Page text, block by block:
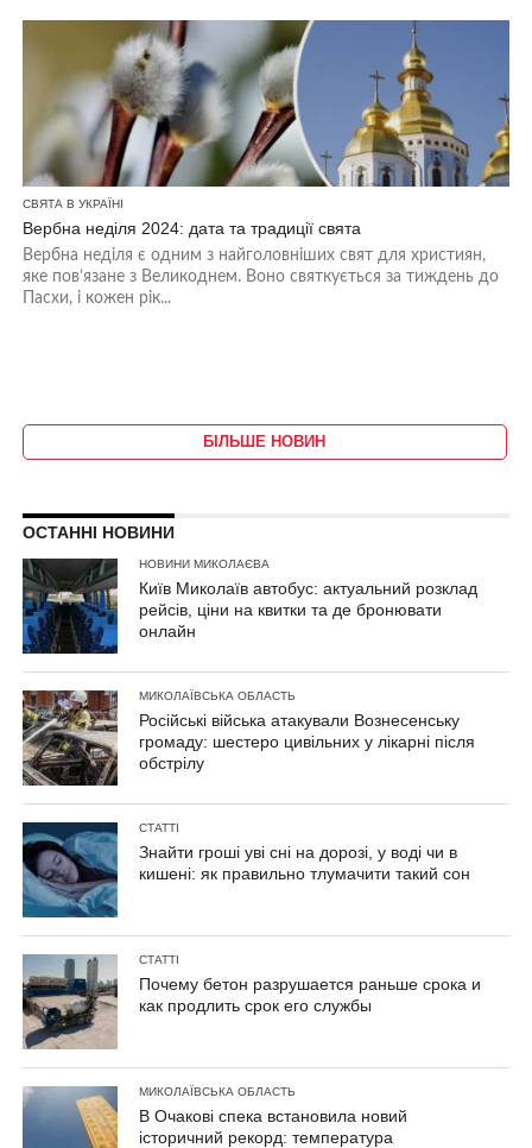
СВЯТА В УКРАЇНІ
Вербна неділя 2024: дата та традиції свята
Вербна неділя є одним з найголовніших свят для християн,
яке пов’язане з Великоднем. Воно святкується за тиждень до
Пасхи, і кожен рік...
БІЛЬШЕ НОВИН
ОСТАННІ НОВИНИ
НОВИНИ МИКОЛАЄВА
Київ Миколаїв автобус: актуальний розклад
рейсів, ціни на квитки та де бронювати
онлайн
МИКОЛАЇВСЬКА ОБЛАСТЬ
Російські війська атакували Вознесенську
громаду: шестеро цивільних у лікарні після
обстрілу
СТАТТІ
Знайти гроші уві сні на дорозі, у воді чи в
кишені: як правильно тлумачити такий сон
СТАТТІ
Почему бетон разрушается раньше срока и
как продлить срок его службы
МИКОЛАЇВСЬКА ОБЛАСТЬ
В Очакові спека встановила новий
історичний рекорд: температура